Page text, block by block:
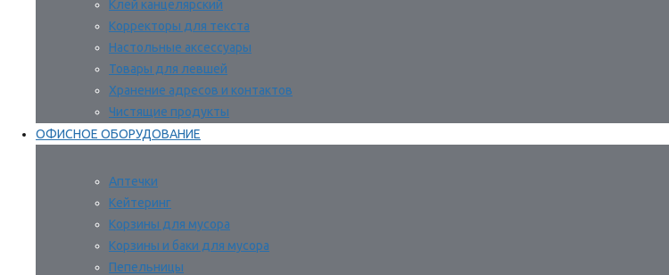
Клей канцелярский
Корректоры для текста
Настольные аксессуары
Товары для левшей
Хранение адресов и контактов
Чистящие продукты
ОФИСНОЕ ОБОРУДОВАНИЕ
Аптечки
Кейтеринг
Корзины для мусора
Корзины и баки для мусора
Пепельницы